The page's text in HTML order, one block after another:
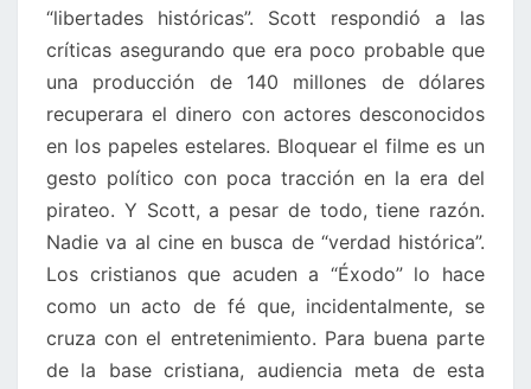
“libertades históricas”. Scott respondió a las
críticas asegurando que era poco probable que
una producción de 140 millones de dólares
recuperara el dinero con actores desconocidos
en los papeles estelares. Bloquear el filme es un
gesto político con poca tracción en la era del
pirateo. Y Scott, a pesar de todo, tiene razón.
Nadie va al cine en busca de “verdad histórica”.
Los cristianos que acuden a “Éxodo” lo hace
como un acto de fé que, incidentalmente, se
cruza con el entretenimiento. Para buena parte
de la base cristiana, audiencia meta de esta